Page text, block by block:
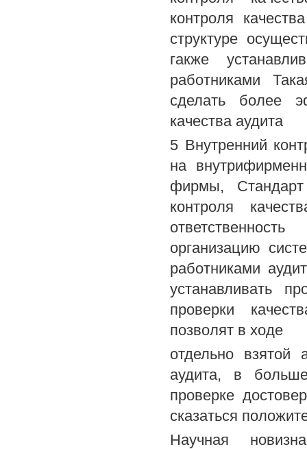
контроля
структуре
гакже
работниками
сделать более
качества аудита
5 Внутренний
на
фирмы,
контроля
организацию
работниками
устанавливать
проверки
позволят в ходе
отдельно взятой
аудита, в
проверке
сказаться
Научная